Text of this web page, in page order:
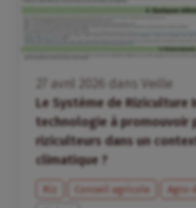
avril dans
Veille
Le Système de Riziculture
technologie à promouvoir
riziculteurs dans un
climatique ?
Riz Conseil agricole Agro-